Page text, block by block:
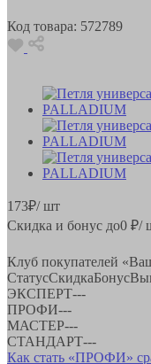
Код товара: 572789
173₽/ шт
Скидка и бонус до0 ₽/
Клуб покупателей
СтатусСкидкаБонус
ЭКСПЕРТ---
ПРОФИ---
МАСТЕР---
СТАНДАРТ---
Как стать «ПРОФИ»